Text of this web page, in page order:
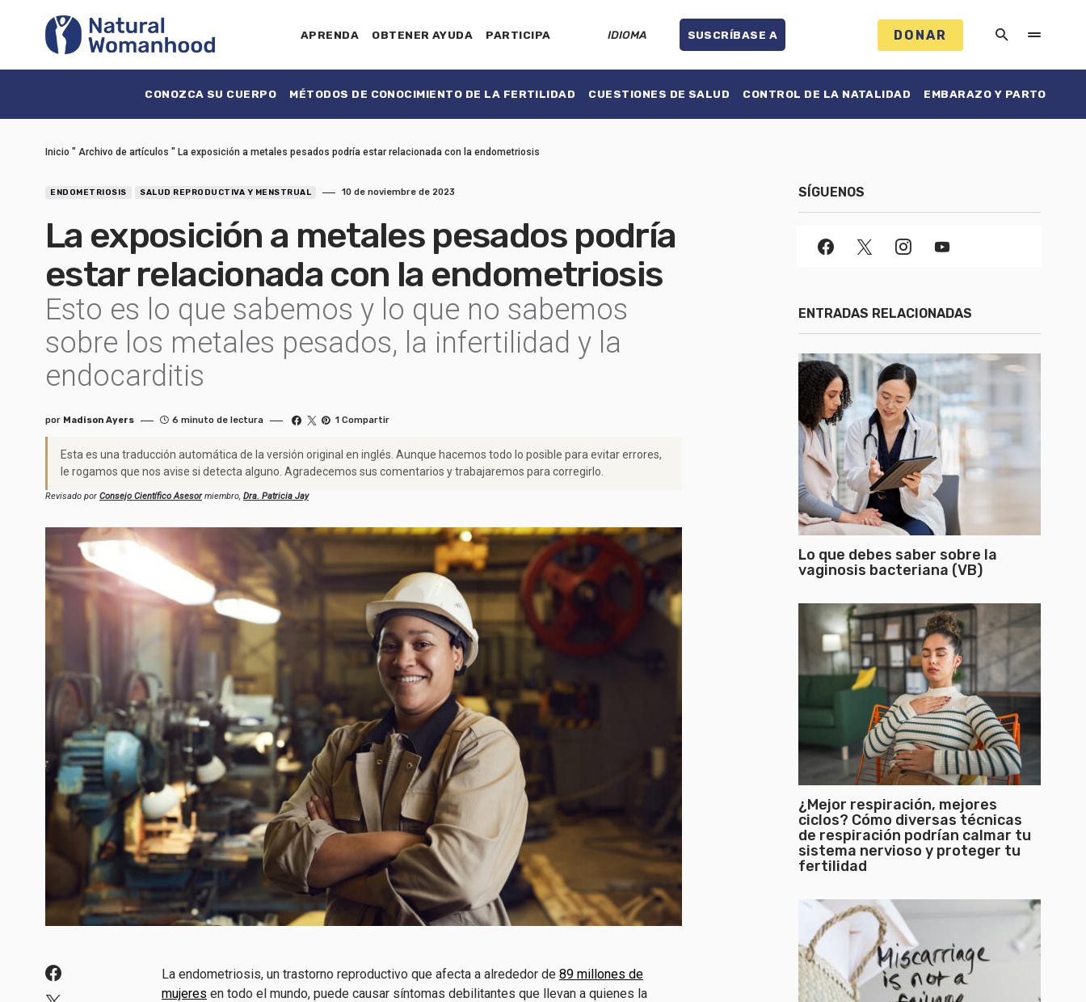
APRENDA OBTENER AYUDA PARTICIPA IDIOMA SUSCRÍBASE A DONAR
CONOZCA SU CUERPO MÉTODOS DE CONOCIMIENTO DE LA FERTILIDAD CUESTIONES DE SALUD CONTROL DE LA NATALIDAD EMBARAZO Y PARTO
Inicio " Archivo de artículos " La exposición a metales pesados podría estar relacionada con la endometriosis
ENDOMETRIOSIS SALUD REPRODUCTIVA Y MENSTRUAL 10 de noviembre de 2023
La exposición a metales pesados podría
estar relacionada con la endometriosis
Esto es lo que sabemos y lo que no sabemos
sobre los metales pesados, la infertilidad y la
endocarditis
por Madison Ayers 6 minuto de lectura 1 Compartir
Esta es una traducción automática de la versión original en inglés. Aunque hacemos todo lo posible para evitar errores,
le rogamos que nos avise si detecta alguno. Agradecemos sus comentarios y trabajaremos para corregirlo.
Revisado por Consejo Científico Asesormiembro, Dra. Patricia Jay
La endometriosis, un trastorno reproductivo que afecta a alrededor de 89 millones de
mujeres en todo el mundo, puede causar síntomas debilitantes que llevan a quienes la
SÍGUENOS
ENTRADAS RELACIONADAS
Lo que debes saber sobre la
vaginosis bacteriana (VB)
¿Mejor respiración, mejores
ciclos? Cómo diversas técnicas
de respiración podrían calmar tu
sistema nervioso y proteger tu
fertilidad